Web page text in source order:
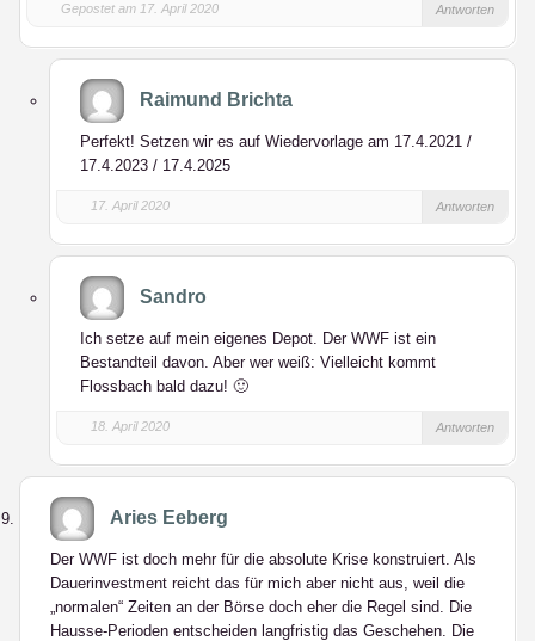
Gepostet am 17. April 2020 Antworten
Raimund Brichta
Perfekt! Setzen wir es auf Wiedervorlage am 17.4.2021 /
17.4.2023 / 17.4.2025
17. April 2020 Antworten
Sandro
Ich setze auf mein eigenes Depot. Der WWF ist ein
Bestandteil davon. Aber wer weiß: Vielleicht kommt
Flossbach bald dazu! 🙂
18. April 2020 Antworten
Aries Eeberg
Der WWF ist doch mehr für die absolute Krise konstruiert. Als
Dauerinvestment reicht das für mich aber nicht aus, weil die
„normalen“ Zeiten an der Börse doch eher die Regel sind. Die
Hausse-Perioden entscheiden langfristig das Geschehen. Die